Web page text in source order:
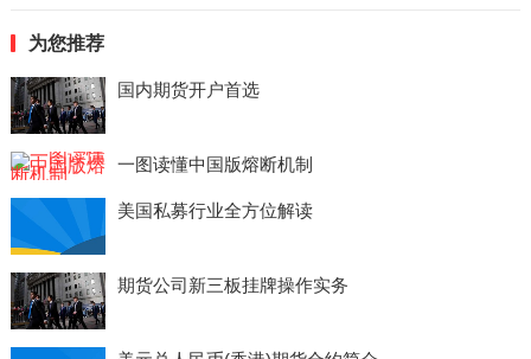
为您推荐
国内期货开户首选
一图读懂中国版熔断机制
美国私募行业全方位解读
期货公司新三板挂牌操作实务